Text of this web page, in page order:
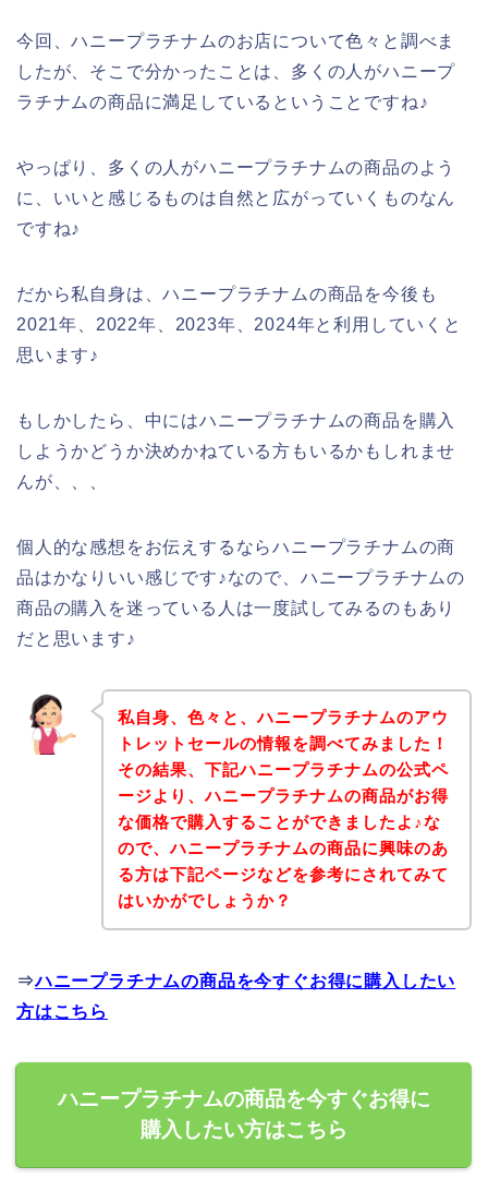
今回、ハニープラチナムのお店について色々と調べま
したが、そこで分かったことは、多くの人がハニープ
ラチナムの商品に満足しているということですね♪
やっぱり、多くの人がハニープラチナムの商品のよう
に、いいと感じるものは自然と広がっていくものなん
ですね♪
だから私自身は、ハニープラチナムの商品を今後も
2021年、2022年、2023年、2024年と利用していくと
思います♪
もしかしたら、中にはハニープラチナムの商品を購入
しようかどうか決めかねている方もいるかもしれませ
んが、、、
個人的な感想をお伝えするならハニープラチナムの商
品はかなりいい感じです♪なので、ハニープラチナムの
商品の購入を迷っている人は一度試してみるのもあり
だと思います♪
私自身、色々と、ハニープラチナムのアウ
トレットセールの情報を調べてみました！
その結果、下記ハニープラチナムの公式ペ
ージより、ハニープラチナムの商品がお得
な価格で購入することができましたよ♪な
ので、ハニープラチナムの商品に興味のあ
る方は下記ページなどを参考にされてみて
はいかがでしょうか？
⇒ハニープラチナムの商品を今すぐお得に購入したい
方はこちら
ハニープラチナムの商品を今すぐお得に
購入したい方はこちら